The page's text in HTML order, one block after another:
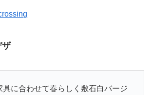
ザ
具に合わせて春らしく敷石白バージ